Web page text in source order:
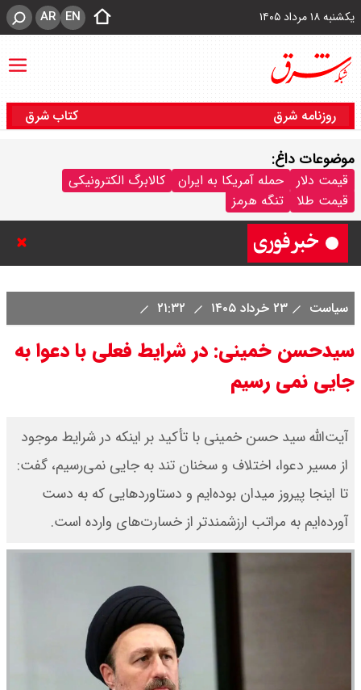
یکشنبه ۱۸ مرداد ۱۴۰۵ EN
AR
روزنامه شرق کتاب شرق
موضوعات داغ:
قیمت دلار حمله آمریکا به ایران
کالابرگ الکترونیکی
قیمت طلا
تنگه هرمز
کشورهای «توافق مکه» به حملات
یمن واکنش نشان می دهند؟
سیاست ۲۳ خرداد ۱۴۰۵
سیدحسن خمینی: در شرایط فعلی با دعوا به
جایی نمی رسیم
آیت‌الله سید حسن خمینی با تأکید بر اینکه در شرایط موجود
از مسیر دعوا، اختلاف و سخنان تند به جایی نمی‌رسیم، گفت:
تا اینجا پیروز میدان بوده‌ایم و دستاوردهایی که به دست
آورده‌ایم به مراتب ارزشمندتر از خسارت‌های وارده است.